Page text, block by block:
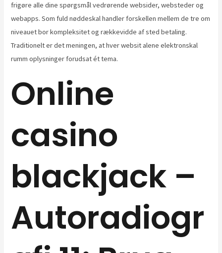
frigøre alle dine spørgsmål vedrørende websider, websteder og
webapps. Som fuld nøddeskal handler forskellen mellem de tre om
niveauet bor kompleksitet og rækkevidde af sted betaling.
Traditionelt er det meningen, at hver websit alene elektronskal
rumm oplysninger forudsat ét tema.
Online
casino
blackjack –
Autoradiogr